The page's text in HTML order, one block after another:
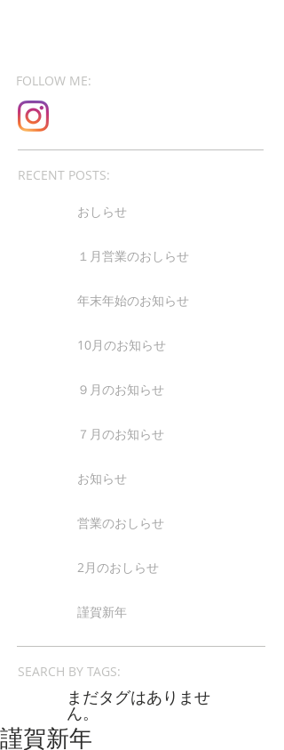
RECENT POSTS:
SEARCH BY TAGS:
FOLLOW ME:
まだタグはありませ
ん。
謹賀新年
おしらせ
１月営業のおしらせ
年末年始のお知らせ
10月のお知らせ
９月のお知らせ
７月のお知らせ
お知らせ
営業のおしらせ
2月のおしらせ
謹賀新年